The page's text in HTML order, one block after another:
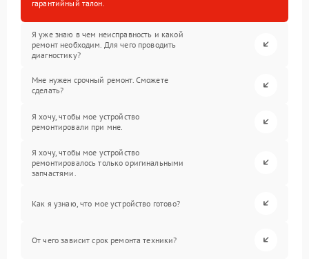
гарантийный талон.
Я уже знаю в чем неисправность и какой
ремонт необходим. Для чего проводить
диагностику?
Мне нужен срочный ремонт. Сможете
сделать?
Я хочу, чтобы мое устройство
ремонтировали при мне.
Я хочу, чтобы мое устройство
ремонтировалось только оригинальными
запчастями.
Как я узнаю, что мое устройство готово?
От чего зависит срок ремонта техники?